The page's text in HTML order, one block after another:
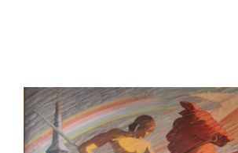
Ajuntament
View
Larger
Image